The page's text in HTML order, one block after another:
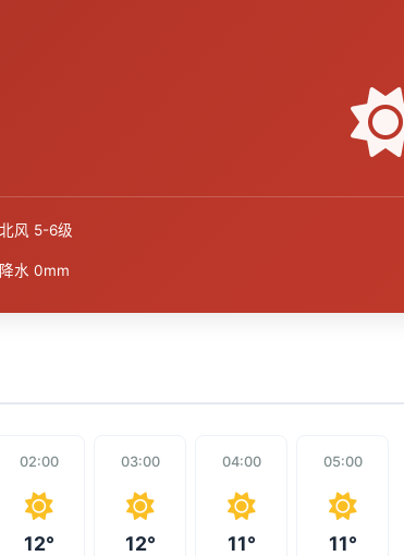
北风 5-6级
降水 0mm
02:00
12°
03:00
12°
04:00
11°
05:00
11°